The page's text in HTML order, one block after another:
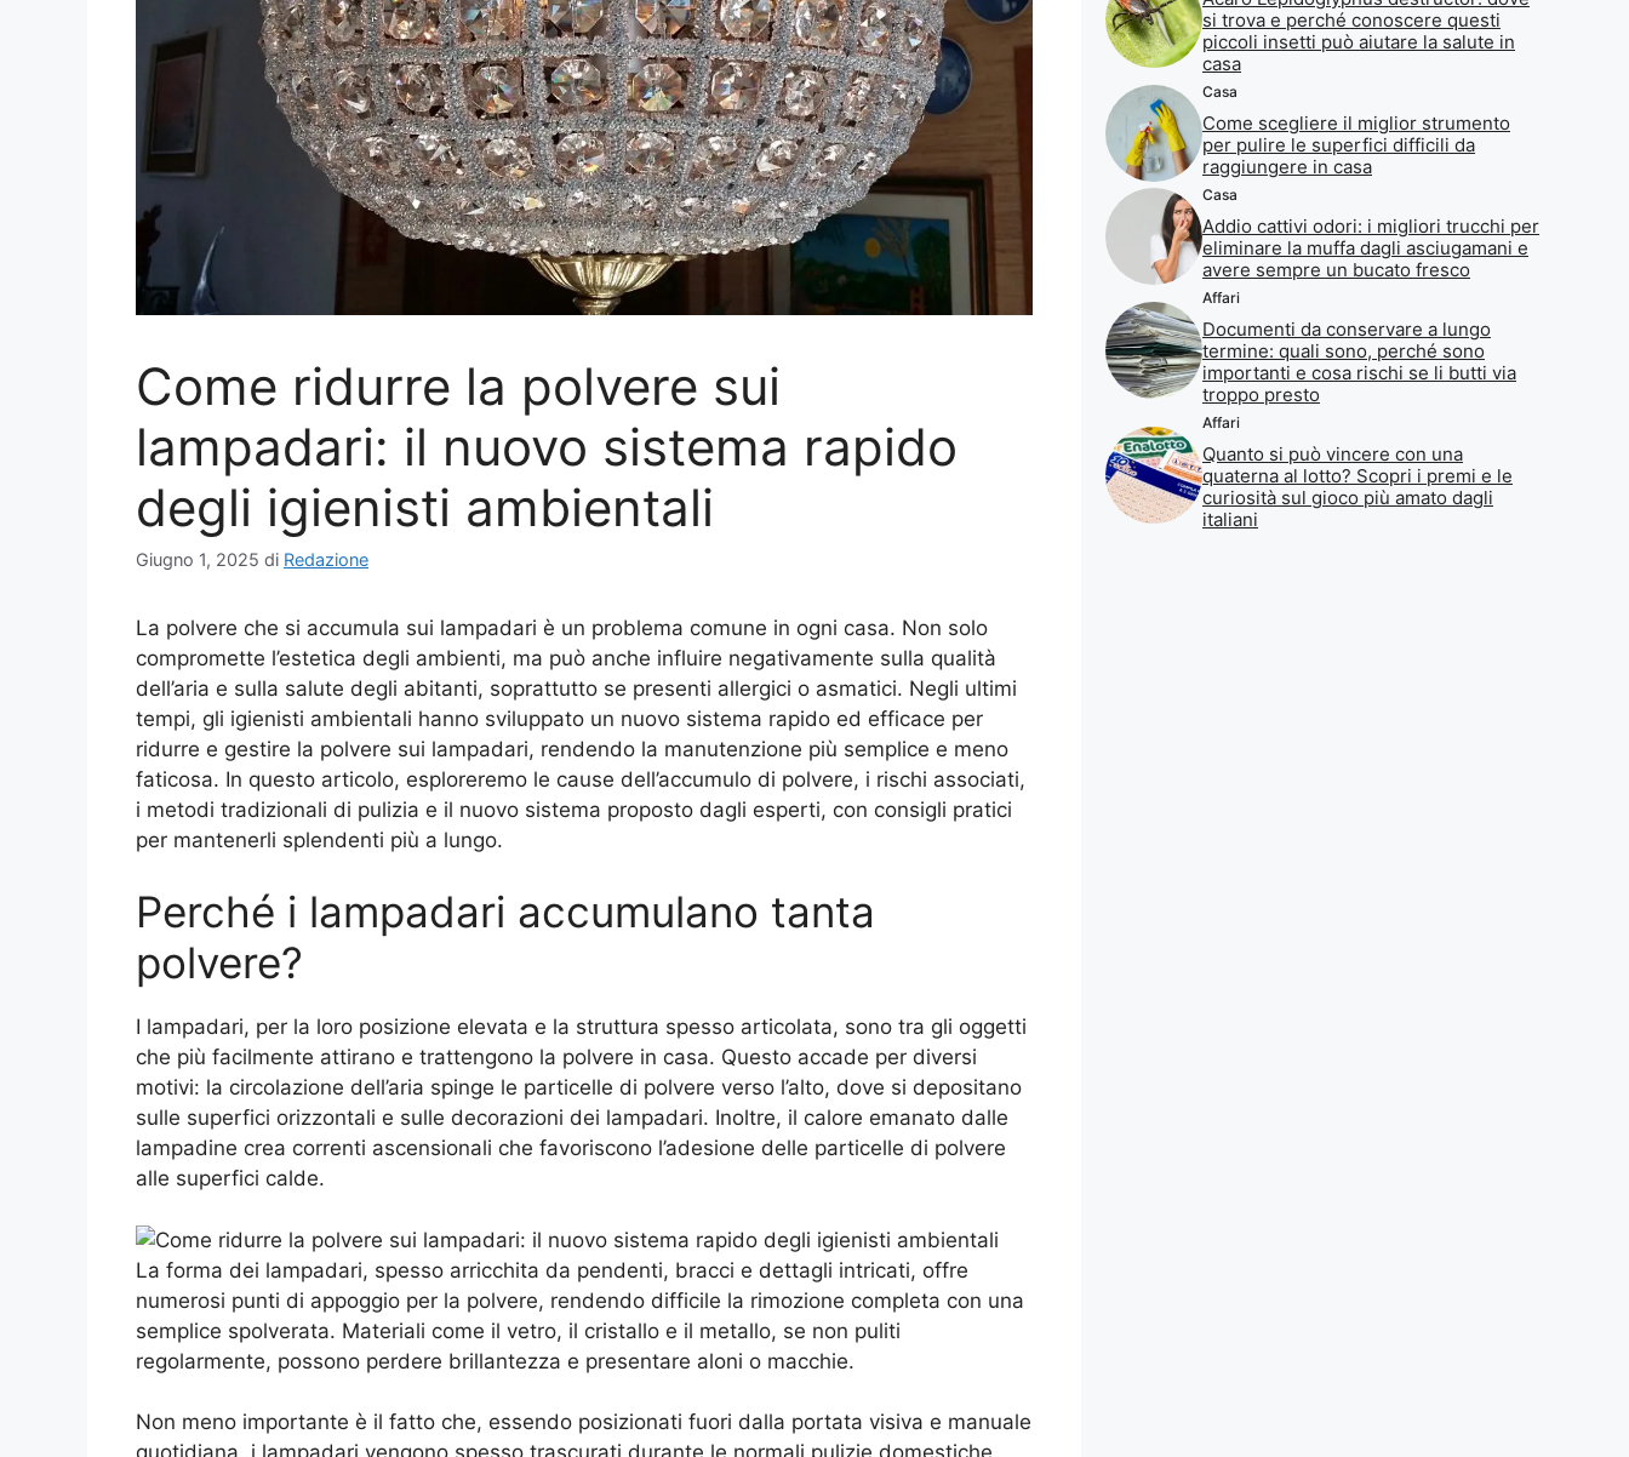
Come ridurre la polvere sui
lampadari: il nuovo sistema rapido
degli igienisti ambientali
Giugno 1, 2025 di Redazione
La polvere che si accumula sui lampadari è un problema comune in ogni casa. Non solo
compromette l’estetica degli ambienti, ma può anche influire negativamente sulla qualità
dell’aria e sulla salute degli abitanti, soprattutto se presenti allergici o asmatici. Negli ultimi
tempi, gli igienisti ambientali hanno sviluppato un nuovo sistema rapido ed efficace per
ridurre e gestire la polvere sui lampadari, rendendo la manutenzione più semplice e meno
faticosa. In questo articolo, esploreremo le cause dell’accumulo di polvere, i rischi associati,
i metodi tradizionali di pulizia e il nuovo sistema proposto dagli esperti, con consigli pratici
per mantenerli splendenti più a lungo.
Perché i lampadari accumulano tanta
polvere?
I lampadari, per la loro posizione elevata e la struttura spesso articolata, sono tra gli oggetti
che più facilmente attirano e trattengono la polvere in casa. Questo accade per diversi
motivi: la circolazione dell’aria spinge le particelle di polvere verso l’alto, dove si depositano
sulle superfici orizzontali e sulle decorazioni dei lampadari. Inoltre, il calore emanato dalle
lampadine crea correnti ascensionali che favoriscono l’adesione delle particelle di polvere
alle superfici calde.
La forma dei lampadari, spesso arricchita da pendenti, bracci e dettagli intricati, offre
numerosi punti di appoggio per la polvere, rendendo difficile la rimozione completa con una
semplice spolverata. Materiali come il vetro, il cristallo e il metallo, se non puliti
regolarmente, possono perdere brillantezza e presentare aloni o macchie.
Non meno importante è il fatto che, essendo posizionati fuori dalla portata visiva e manuale
si trova e perché conoscere questi
piccoli insetti può aiutare la salute in
casa
Casa
Come scegliere il miglior strumento
per pulire le superfici difficili da
raggiungere in casa
Casa
Addio cattivi odori: i migliori trucchi per
eliminare la muffa dagli asciugamani e
avere sempre un bucato fresco
Affari
Documenti da conservare a lungo
termine: quali sono, perché sono
importanti e cosa rischi se li butti via
troppo presto
Affari
Quanto si può vincere con una
quaterna al lotto? Scopri i premi e le
curiosità sul gioco più amato dagli
italiani